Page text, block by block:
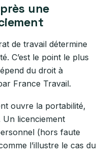
une
de travail détermine
C’est le point le plus
du droit à
France Travail.
ouvre la portabilité,
Un licenciement
(hors faute
l’illustre le cas du